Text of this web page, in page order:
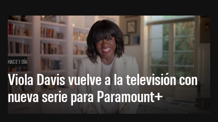
HACE 1 DÍA
Viola Davis vuelve a la televisión con
nueva serie para Paramount+